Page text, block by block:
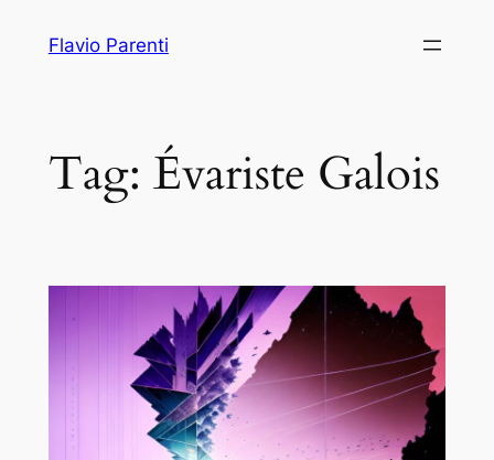
Flavio Parenti
Tag: Évariste Galois